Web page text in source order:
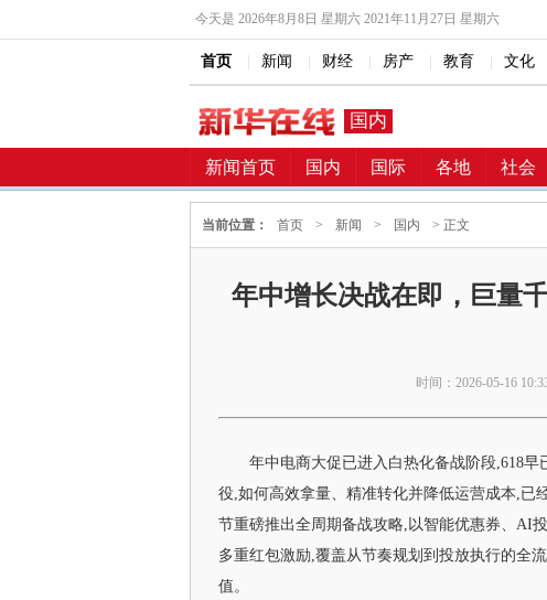
今天是 2026年8月8日 星期六 2021年11月27日 星期六
首页 新闻 财经 房产 教育 文化
国内
新闻首页 国内 国际 各地 社会
当前位置： 首页 > 新闻 > 国内 > 正文
年中增长决战在即，巨量
时间：2026-05-16
年中电商大促已进入白热化备战阶段,618
役,如何高效拿量、精准转化并降低运营成本,已
节重磅推出全周期备战攻略,以智能优惠券、AI
多重红包激励,覆盖从节奏规划到投放执行的全
值。